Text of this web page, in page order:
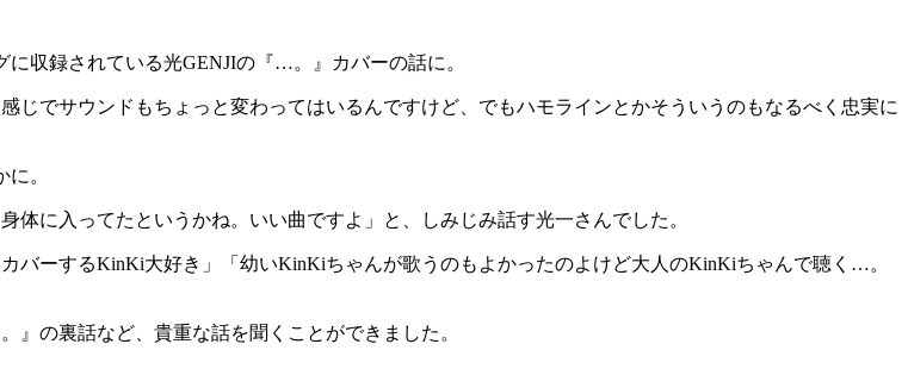
収録されている光GENJIの『…。』カバーの話に。
でサウンドもちょっと変わってはいるんですけど、でもハモラインとかそういうのもなるべく忠実に
。
体に入ってたというかね。いい曲ですよ」と、しみじみ話す光一さんでした。
バーするKinKi大好き」「幼いKinKiちゃんが歌うのもよかったのよけど大人のKinKiちゃんで聴く…。
の裏話など、貴重な話を聞くことができました。